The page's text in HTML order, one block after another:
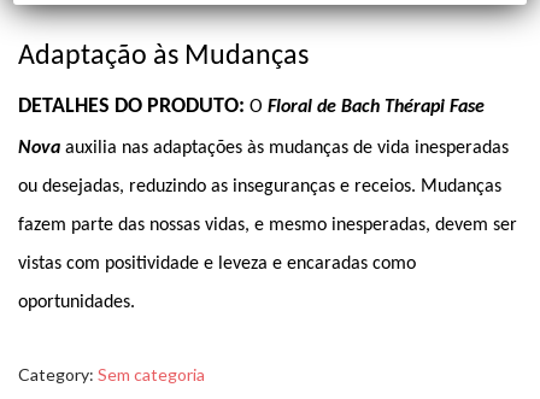
Adaptação às Mudanças
DETALHES DO PRODUTO: O Floral de Bach Thérapi Fase
Nova auxilia nas adaptações às mudanças de vida inesperadas
ou desejadas, reduzindo as inseguranças e receios. Mudanças
fazem parte das nossas vidas, e mesmo inesperadas, devem ser
vistas com positividade e leveza e encaradas como
oportunidades.
Category: Sem categoria